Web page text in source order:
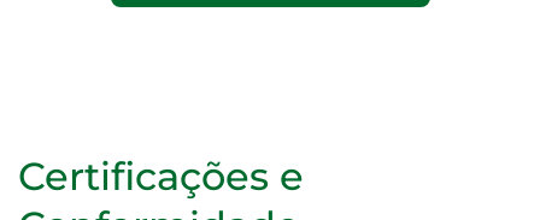
Certificações e